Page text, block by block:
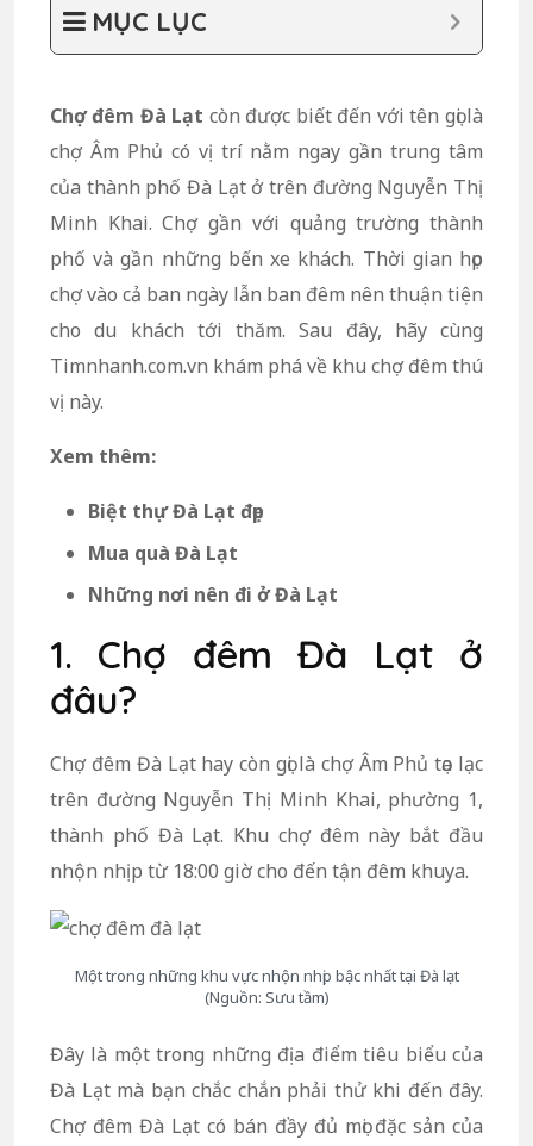
MỤC LỤC
Chợ đêm Đà Lạt còn được biết đến với tên gọi là
chợ Âm Phủ có vị trí nằm ngay gần trung tâm
của thành phố Đà Lạt ở trên đường Nguyễn Thị
Minh Khai. Chợ gần với quảng trường thành
phố và gần những bến xe khách. Thời gian họp
chợ vào cả ban ngày lẫn ban đêm nên thuận tiện
cho du khách tới thăm. Sau đây, hãy cùng
Timnhanh.com.vn khám phá về khu chợ đêm thú
vị này.
Xem thêm:
Biệt thự Đà Lạt đẹp
Mua quà Đà Lạt
Những nơi nên đi ở Đà Lạt
1. Chợ đêm Đà Lạt ở
đâu?
Chợ đêm Đà Lạt hay còn gọi là chợ Âm Phủ tọa lạc
trên đường Nguyễn Thị Minh Khai, phường 1,
thành phố Đà Lạt. Khu chợ đêm này bắt đầu
nhộn nhịp từ 18:00 giờ cho đến tận đêm khuya.
Một trong những khu vực nhộn nhịp bậc nhất tại Đà lạt
(Nguồn: Sưu tầm)
Đây là một trong những địa điểm tiêu biểu của
Đà Lạt mà bạn chắc chắn phải thử khi đến đây.
Chợ đêm Đà Lạt có bán đầy đủ mọi đặc sản của